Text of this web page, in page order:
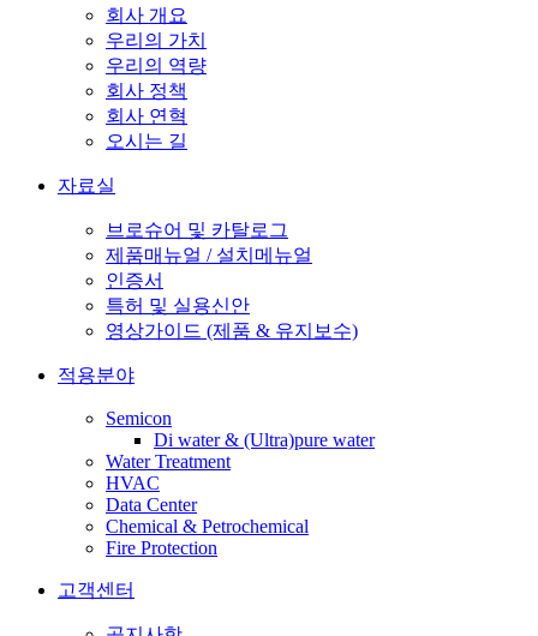
회사 개요
우리의 가치
우리의 역량
회사 정책
회사 연혁
오시는 길
자료실
브로슈어 및 카탈로그
제품매뉴얼 / 설치메뉴얼
인증서
특허 및 실용신안
영상가이드 (제품 & 유지보수)
적용분야
Semicon
Di water & (Ultra)pure water
Water Treatment
HVAC
Data Center
Chemical & Petrochemical
Fire Protection
고객센터